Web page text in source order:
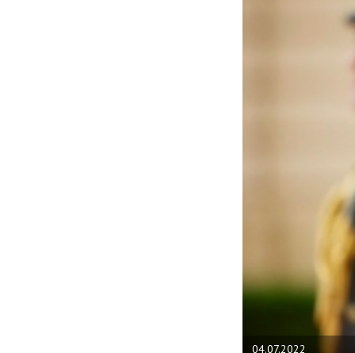
04.07.2022